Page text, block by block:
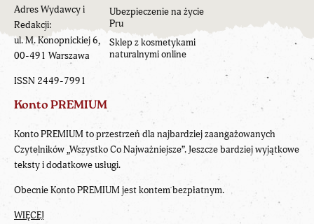
Adres Wydawcy i
Redakcji:
ul. M. Konopnickiej 6,
00-491 Warszawa
ISSN 2449-7991
Ubezpieczenie na życie
Pru
Sklep z kosmetykami
naturalnymi online
Konto PREMIUM
Konto PREMIUM to przestrzeń dla najbardziej zaangażowanych
Czytelników „Wszystko Co Najważniejsze”. Jeszcze bardziej wyjątkowe
teksty i dodatkowe usługi.
Obecnie Konto PREMIUM jest kontem bezpłatnym.
WIĘCEJ